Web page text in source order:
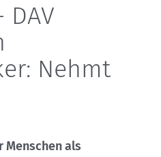
Nehmt
Menschen als